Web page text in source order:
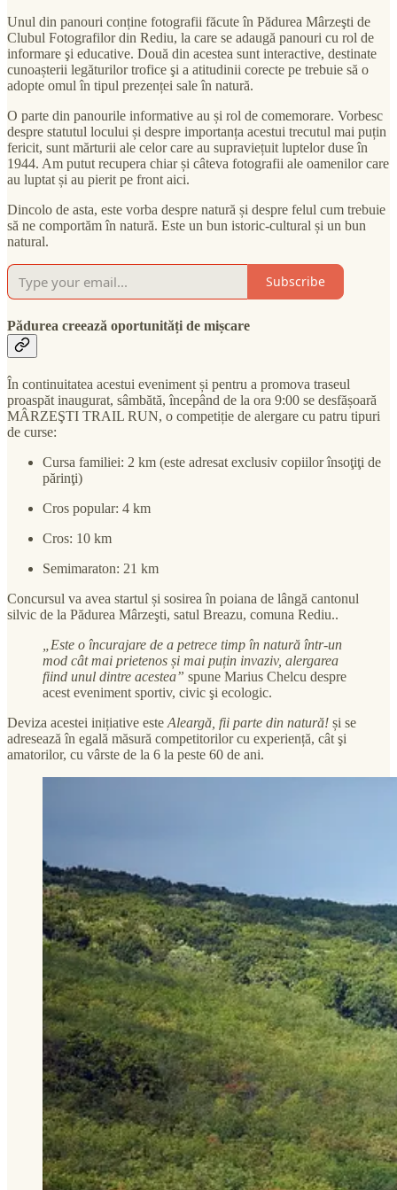
Unul din panouri conține fotografii făcute în Pădurea Mârzeşti de
Clubul Fotografilor din Rediu, la care se adaugă panouri cu rol de
informare şi educative. Două din acestea sunt interactive, destinate
cunoașterii legăturilor trofice şi a atitudinii corecte pe trebuie să o
adopte omul în tipul prezenței sale în natură.
O parte din panourile informative au și rol de comemorare. Vorbesc
despre statutul locului și despre importanța acestui trecutul mai puțin
fericit, sunt mărturii ale celor care au supraviețuit luptelor duse în
1944. Am putut recupera chiar și câteva fotografii ale oamenilor care
au luptat și au pierit pe front aici.
Dincolo de asta, este vorba despre natură și despre felul cum trebuie
să ne comportăm în natură. Este un bun istoric-cultural și un bun
natural.
Subscribe
Pădurea creează oportunități de mișcare
În continuitatea acestui eveniment și pentru a promova traseul
proaspăt inaugurat, sâmbătă, începând de la ora 9:00 se desfășoară
MÂRZEŞTI TRAIL RUN, o competiție de alergare cu patru tipuri
de curse:
Cursa familiei: 2 km (este adresat exclusiv copiilor însoţiţi de
părinţi)
Cros popular: 4 km
Cros: 10 km
Semimaraton: 21 km
Concursul va avea startul și sosirea în poiana de lângă cantonul
silvic de la Pădurea Mârzeşti, satul Breazu, comuna Rediu..
„Este o încurajare de a petrece timp în natură într-un
mod cât mai prietenos și mai puțin invaziv, alergarea
fiind unul dintre acestea” spune Marius Chelcu despre
acest eveniment sportiv, civic şi ecologic.
Deviza acestei inițiative esteAleargă, fii parte din natură! și se
adresează în egală măsură competitorilor cu experiență, cât şi
amatorilor, cu vârste de la 6 la peste 60 de ani.